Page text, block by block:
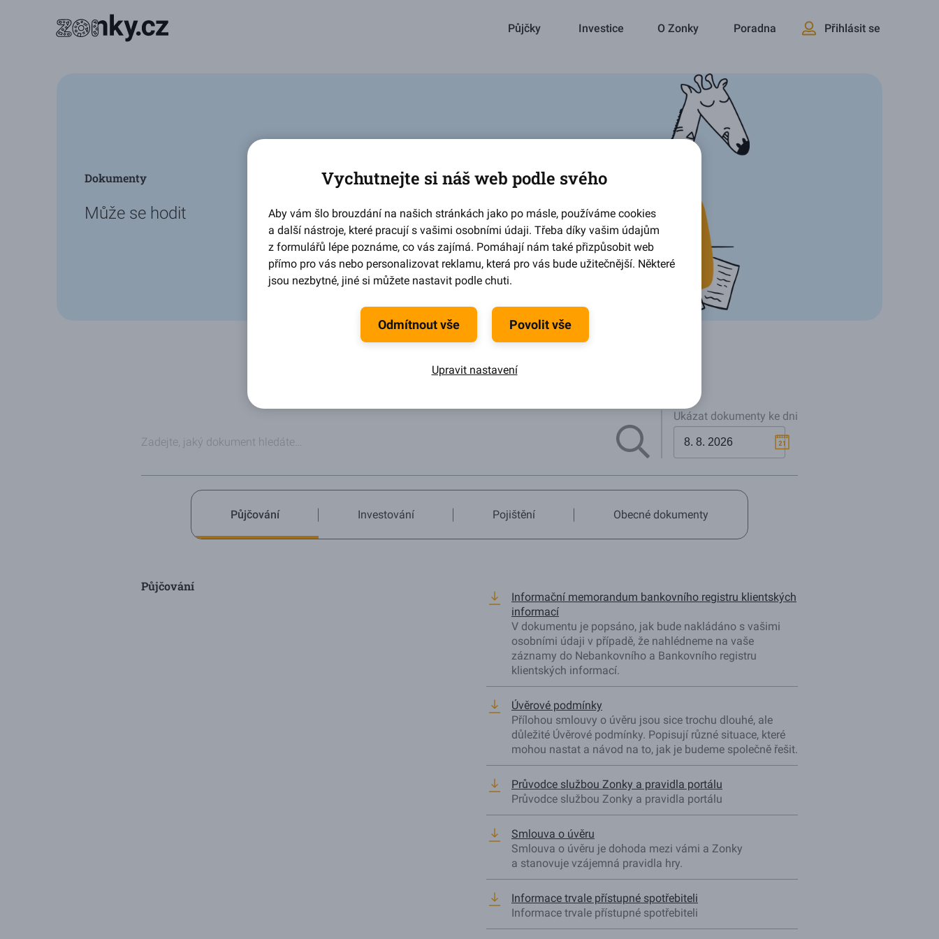
Půjčky Investice O Zonky Poradna Přihlásit se
Dokumenty
Může se hodit
Přehled dokumentů
Ukázat dokumenty ke dni
Půjčování Investování Pojištění Obecné dokumenty
Půjčování
Informační memorandum bankovního registru klientských
informací
V dokumentu je popsáno, jak bude nakládáno s vašimi
osobními údaji v případě, že nahlédneme na vaše
záznamy do Nebankovního a Bankovního registru
klientských informací.
Úvěrové podmínky
Přílohou smlouvy o úvěru jsou sice trochu dlouhé, ale
důležité Úvěrové podmínky. Popisují různé situace, které
mohou nastat a návod na to, jak je budeme společně řešit.
Průvodce službou Zonky a pravidla portálu
Průvodce službou Zonky a pravidla portálu
Smlouva o úvěru
Smlouva o úvěru je dohoda mezi vámi a Zonky
a stanovuje vzájemná pravidla hry.
Informace trvale přístupné spotřebiteli
Informace trvale přístupné spotřebiteli
Vychutnejte si náš web podle svého
Aby vám šlo brouzdání na našich stránkách jako po másle, používáme cookies
a další nástroje, které pracují s vašimi osobními údaji. Třeba díky vašim údajům
z formulářů lépe poznáme, co vás zajímá. Pomáhají nám také přizpůsobit web
přímo pro vás nebo personalizovat reklamu, která pro vás bude užitečnější. Některé
jsou nezbytné, jiné si můžete nastavit podle chuti.
Upravit nastavení
Odmítnout vše Povolit vše